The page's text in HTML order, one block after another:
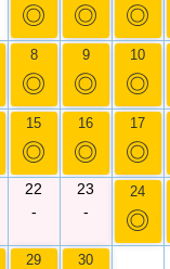
◎ ◎ ◎
8
◎
9
◎
10
◎
15
◎
16
◎
17
◎
22
-
23
-
24
◎
29 30